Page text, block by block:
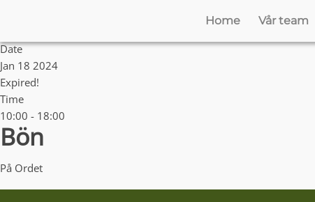
Home Vår team
Date
Jan 18 2024
Expired!
Time
10:00 - 18:00
Bön
På Ordet